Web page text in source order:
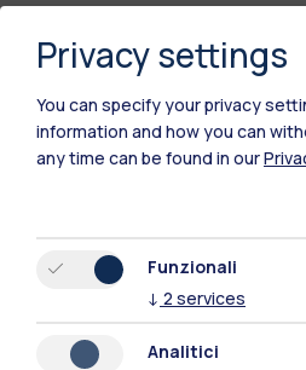
Polimi Community
Tutti i siti dell’ecosistema
Privacy settings
You can specify your privacy
information and how you can
any time can be found in our
Funzionali
↓ 2 services
Analitici